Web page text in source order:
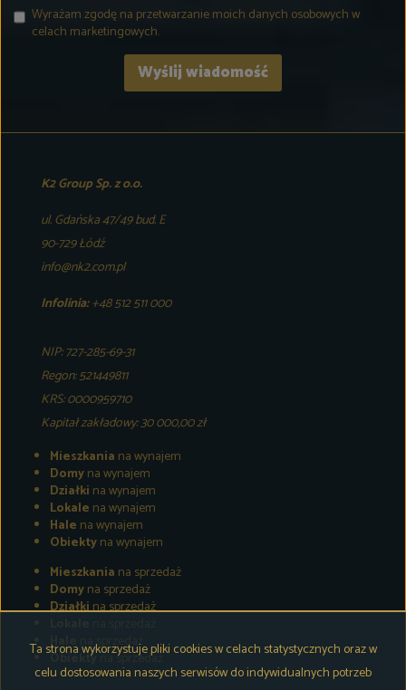
Wyrażam zgodę na przetwarzanie moich danych osobowych w
celach marketingowych.
K2 Group Sp. z o.o.
ul. Gdańska 47/49 bud. E
90-729 Łódź
info@nk2.com.pl
Infolinia:+48 512 511 000
NIP: 727-285-69-31
Regon: 521449811
KRS: 0000959710
Kapitał zakładowy: 30 000,00 zł
Mieszkania na wynajem
Domyna wynajem
Działki na wynajem
Lokale na wynajem
Hale na wynajem
Obiektyna wynajem
Mieszkania na sprzedaż
Domyna sprzedaż
Działkina sprzedaż
Hale na sprzedaż
Obiektyna sprzedaż
Ta strona wykorzystuje pliki cookies w celach statystycznych oraz w
celu dostosowania naszych serwisów do indywidualnych potrzeb